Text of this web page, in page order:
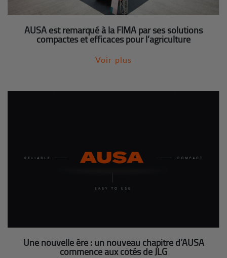
AUSA est remarqué à la FIMA par ses solutions
compactes et efficaces pour l’agriculture
Voir plus
Une nouvelle ère : un nouveau chapitre d’AUSA
commence aux côtés de JLG